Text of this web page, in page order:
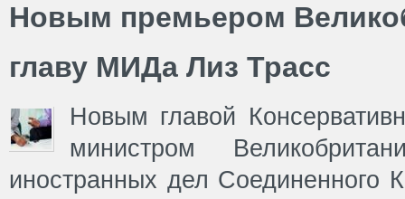
Новым премьером
главу МИДа Лиз Трасс
Новым главой
министром
иностранных дел Соединенного